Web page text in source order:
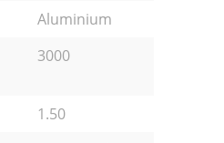
Aluminium
3000
1.50